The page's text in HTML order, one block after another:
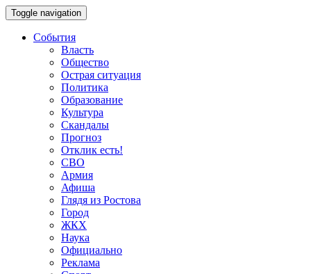
Toggle navigation
События
Власть
Общество
Острая ситуация
Политика
Образование
Культура
Скандалы
Прогноз
Отклик есть!
СВО
Армия
Афиша
Глядя из Ростова
Город
ЖКХ
Наука
Официально
Реклама